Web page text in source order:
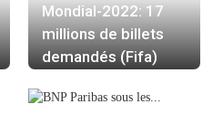
Mondial-2022: 17
millions de billets
demandés (Fifa)